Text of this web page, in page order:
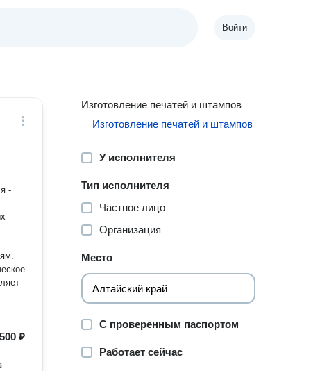
Войти
-
500 ₽
Изготовление печатей и штампов
Изготовление печатей и штампов
У исполнителя
Тип исполнителя
Частное лицо
Организация
Место
С проверенным паспортом
Работает сейчас